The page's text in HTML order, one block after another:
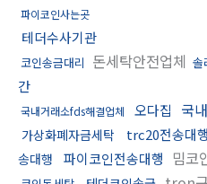
파이코인사는곳
테더수사기관
코인송금대리 돈세탁안전업체 솔
간
국내거래소fds해결업체 오다집 국
가상화폐자금세탁 trc20전송대행
송대행
파이코인전송대행 밈코